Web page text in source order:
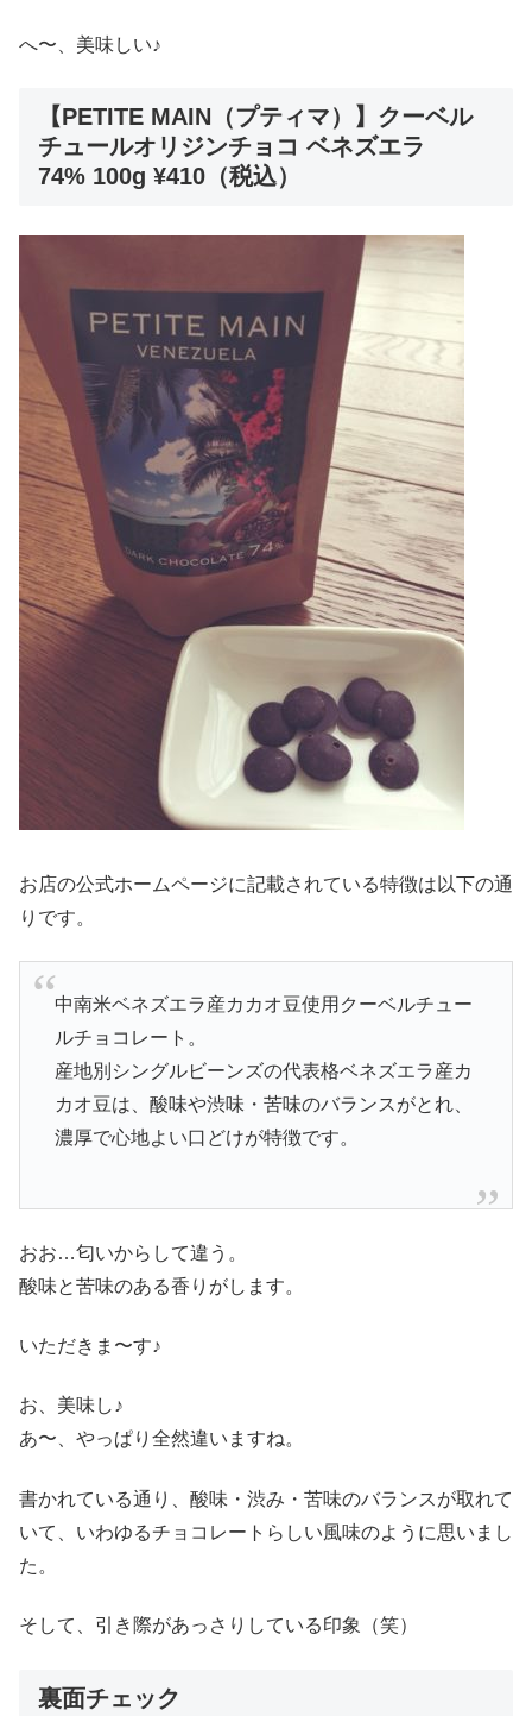
へ〜、美味しい♪
【PETITE MAIN（プティマ）】クーベル
チュールオリジンチョコ ベネズエラ
74% 100g ¥410（税込）
お店の公式ホームページに記載されている特徴は以下の通
りです。
中南米ベネズエラ産カカオ豆使用クーベルチュー
ルチョコレート。
産地別シングルビーンズの代表格ベネズエラ産カ
カオ豆は、酸味や渋味・苦味のバランスがとれ、
濃厚で心地よい口どけが特徴です。
おお…匂いからして違う。
酸味と苦味のある香りがします。
いただきま〜す♪
お、美味し♪
あ〜、やっぱり全然違いますね。
書かれている通り、酸味・渋み・苦味のバランスが取れて
いて、いわゆるチョコレートらしい風味のように思いまし
た。
そして、引き際があっさりしている印象（笑）
裏面チェック